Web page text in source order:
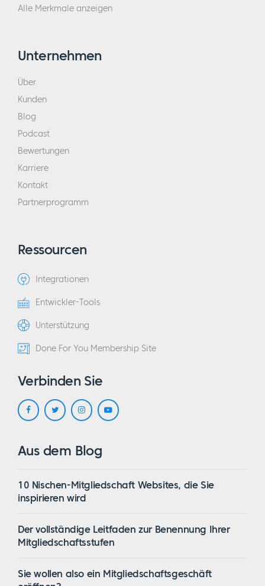
Alle Merkmale anzeigen
Unternehmen
Über
Kunden
Blog
Podcast
Bewertungen
Karriere
Kontakt
Partnerprogramm
Ressourcen
Integrationen
Entwickler-Tools
Unterstützung
Done For You Membership Site
Verbinden Sie
Aus dem Blog
10 Nischen-Mitgliedschaft Websites, die Sie
inspirieren wird
Der vollständige Leitfaden zur Benennung Ihrer
Mitgliedschaftsstufen
Sie wollen also ein Mitgliedschaftsgeschäft